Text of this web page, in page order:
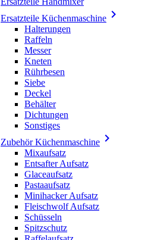
Ersatzteile Küchenmaschine 
Halterungen
Raffeln
Messer
Kneten
Rührbesen
Siebe
Deckel
Behälter
Dichtungen
Sonstiges
Zubehör Küchenmaschine 
Mixaufsatz
Entsafter Aufsatz
Glaceaufsatz
Pastaaufsatz
Minihacker Aufsatz
Fleischwolf Aufsatz
Schüsseln
Spitzschutz